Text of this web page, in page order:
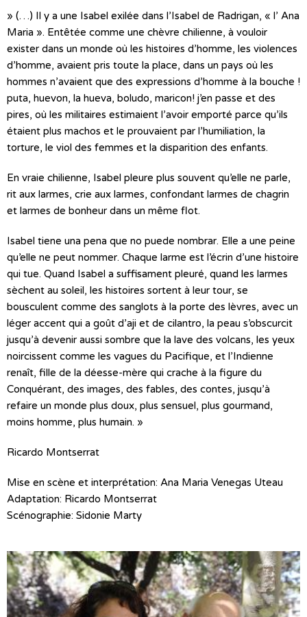
» (…) Il y a une Isabel exilée dans l’Isabel de Radrigan, « l’ Ana
Maria ». Entêtée comme une chèvre chilienne, à vouloir
exister dans un monde où les histoires d’homme, les violences
d’homme, avaient pris toute la place, dans un pays où les
hommes n’avaient que des expressions d’homme à la bouche !
puta, huevon, la hueva, boludo, maricon! j’en passe et des
pires, où les militaires estimaient l’avoir emporté parce qu’ils
étaient plus machos et le prouvaient par l’humiliation, la
torture, le viol des femmes et la disparition des enfants.
En vraie chilienne, Isabel pleure plus souvent qu’elle ne parle,
rit aux larmes, crie aux larmes, confondant larmes de chagrin
et larmes de bonheur dans un même flot.
Isabel tiene una pena que no puede nombrar. Elle a une peine
qu’elle ne peut nommer. Chaque larme est l’écrin d’une histoire
qui tue. Quand Isabel a suffisament pleuré, quand les larmes
sèchent au soleil, les histoires sortent à leur tour, se
bousculent comme des sanglots à la porte des lèvres, avec un
léger accent qui a goût d’aji et de cilantro, la peau s’obscurcit
jusqu’à devenir aussi sombre que la lave des volcans, les yeux
noircissent comme les vagues du Pacifique, et l’Indienne
renaît, fille de la déesse-mère qui crache à la figure du
Conquérant, des images, des fables, des contes, jusqu’à
refaire un monde plus doux, plus sensuel, plus gourmand,
moins homme, plus humain. »
Ricardo Montserrat
Mise en scène et interprétation: Ana Maria Venegas Uteau
Adaptation: Ricardo Montserrat
Scénographie: Sidonie Marty